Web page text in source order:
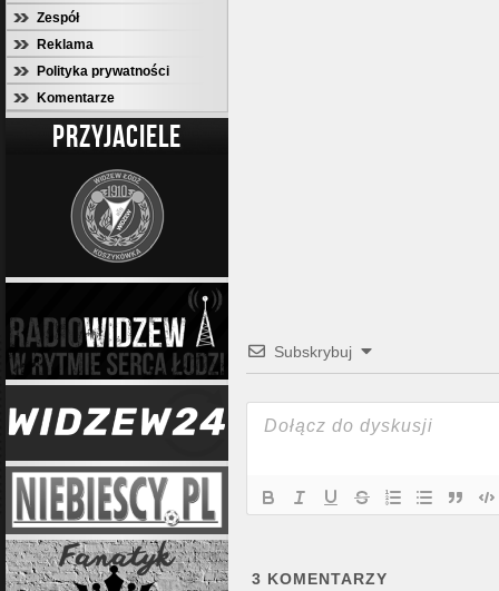
Zespół
Reklama
Polityka prywatności
Komentarze
PRZYJACIELE
Subskrybuj
3 KOMENTARZY